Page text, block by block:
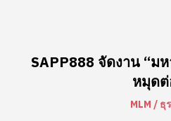
SAPP888 จัดงาน “ม
หมุดต่
MLM / ธุ